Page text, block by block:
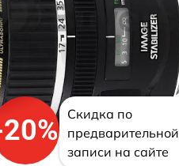
Скидка по
предварительной
записи на сайте